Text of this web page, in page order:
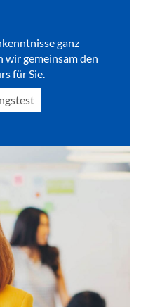
ganz
wir gemeinsam den
für Sie.